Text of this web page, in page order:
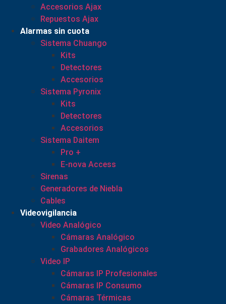
Accesorios Ajax
Repuestos Ajax
Alarmas sin cuota
Sistema Chuango
Kits
Detectores
Accesorios
Sistema Pyronix
Kits
Detectores
Accesorios
Sistema Daitem
Pro +
E-nova Access
Sirenas
Generadores de Niebla
Cables
Videovigilancia
Video Analógico
Cámaras Analógico
Grabadores Analógicos
Video IP
Cámaras IP Profesionales
Cámaras IP Consumo
Cámaras Térmicas